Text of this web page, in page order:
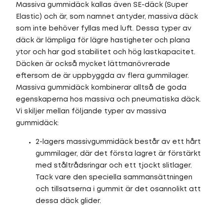
Massiva gummidäck kallas även SE-däck (Super
Elastic) och är, som namnet antyder, massiva däck
som inte behöver fyllas med luft. Dessa typer av
däck är lämpliga för lägre hastigheter och plana
ytor och har god stabilitet och hög lastkapacitet.
Däcken är också mycket lättmanövrerade
eftersom de är uppbyggda av flera gummilager.
Massiva gummidäck kombinerar alltså de goda
egenskaperna hos massiva och pneumatiska däck.
Vi skiljer mellan följande typer av massiva
gummidäck:
2-lagers massivgummidäck består av ett hårt
gummilager, där det första lagret är förstärkt
med ståltrådsringar och ett tjockt slitlager.
Tack vare den speciella sammansättningen
och tillsatserna i gummit är det osannolikt att
dessa däck glider.